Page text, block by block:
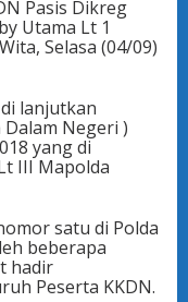
Pasis Dikreg
Utama Lt 1
Selasa (04/09)
lanjutkan
Dalam Negeri )
yang di
III Mapolda
satu di Polda
beberapa
hadir
Peserta KKDN.